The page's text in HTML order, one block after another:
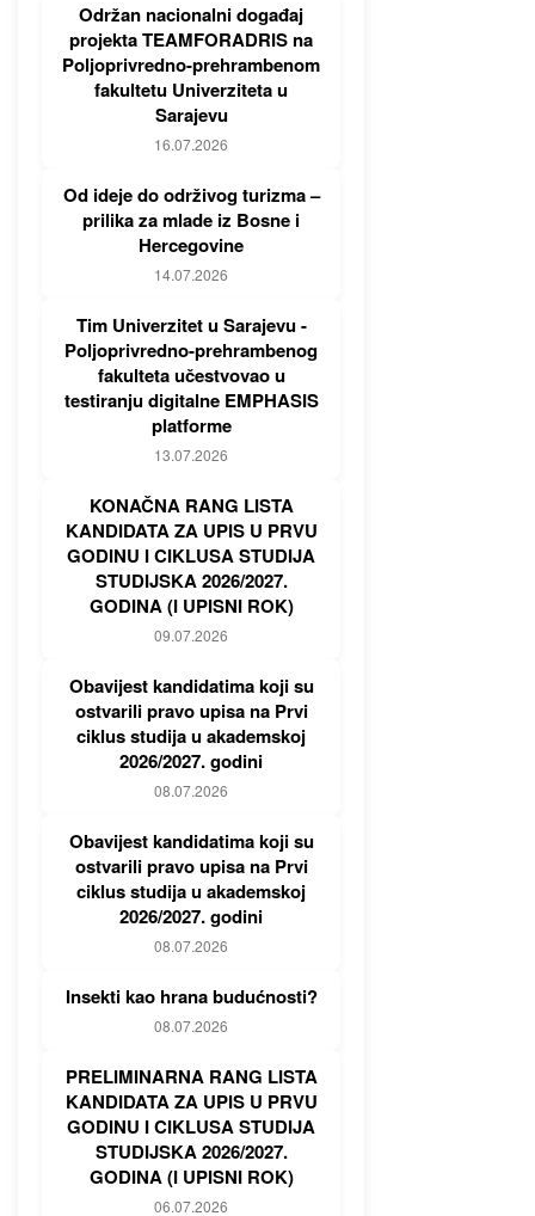
Održan nacionalni događaj
projekta TEAMFORADRIS na
Poljoprivredno-prehrambenom
fakultetu Univerziteta u
Sarajevu
16.07.2026
Od ideje do održivog turizma –
prilika za mlade iz Bosne i
Hercegovine
14.07.2026
Tim Univerzitet u Sarajevu -
Poljoprivredno-prehrambenog
fakulteta učestvovao u
testiranju digitalne EMPHASIS
platforme
13.07.2026
KONAČNA RANG LISTA
KANDIDATA ZA UPIS U PRVU
GODINU I CIKLUSA STUDIJA
STUDIJSKA 2026/2027.
GODINA (I UPISNI ROK)
09.07.2026
Obavijest kandidatima koji su
ostvarili pravo upisa na Prvi
ciklus studija u akademskoj
2026/2027. godini
08.07.2026
Obavijest kandidatima koji su
ostvarili pravo upisa na Prvi
ciklus studija u akademskoj
2026/2027. godini
08.07.2026
Insekti kao hrana budućnosti?
08.07.2026
PRELIMINARNA RANG LISTA
KANDIDATA ZA UPIS U PRVU
GODINU I CIKLUSA STUDIJA
STUDIJSKA 2026/2027.
GODINA (I UPISNI ROK)
06.07.2026